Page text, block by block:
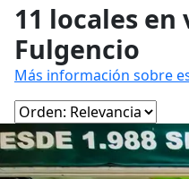
11 locales en
Fulgencio
Más información sobre